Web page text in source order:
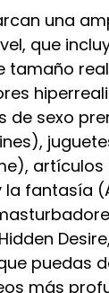
una
que
tamaño
de sexo
artículos
fantasía
puedas
más